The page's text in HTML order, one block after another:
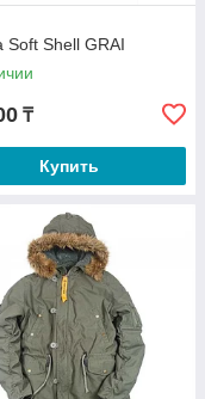
Soft Shell GRAI
₸
Купить